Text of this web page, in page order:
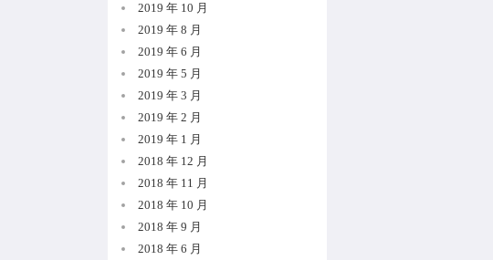
2019 年 10 月
2019 年 8 月
2019 年 6 月
2019 年 5 月
2019 年 3 月
2019 年 2 月
2019 年 1 月
2018 年 12 月
2018 年 11 月
2018 年 10 月
2018 年 9 月
2018 年 6 月